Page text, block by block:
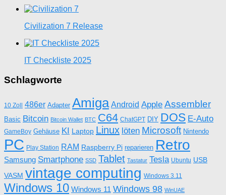
Civilization 7 Release
IT Checkliste 2025
Schlagworte
10 Zoll 486er Adapter Amiga Android Apple Assembler
Basic Bitcoin Bitcoin Wallet BTC C64 ChatGPT DIY DOS E-Auto
GameBoy Gehäuse KI Laptop Linux löten Microsoft Nintendo
PC Play Station RAM Raspberry Pi reparieren Retro
Samsung Smartphone SSD Tablet Tastatur Tesla Ubuntu USB
VASM vintage computing Windows 3.11
Windows 10 Windows 11 Windows 98 WinUAE